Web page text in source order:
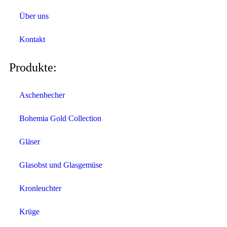
Über uns
Kontakt
Produkte:
Aschenbecher
Bohemia Gold Collection
Gläser
Glasobst und Glasgemüse
Kronleuchter
Krüge